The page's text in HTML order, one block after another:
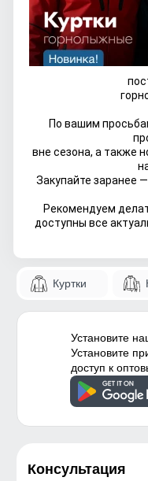
По вашим
вне сезона, а также
Закупайте заранее
Рекомендуем
доступны все
Куртки
Установите
Установите
доступ к
Консультация